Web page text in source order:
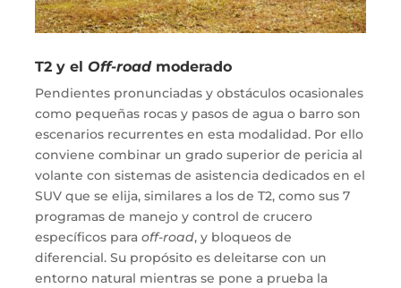
T2 y elOff-roadmoderado
Pendientes pronunciadas y obstáculos ocasionales
como pequeñas rocas y pasos de agua o barro son
escenarios recurrentes en esta modalidad. Por ello
conviene combinar un grado superior de pericia al
volante con sistemas de asistencia dedicados en el
SUV que se elija, similares a los de T2, como sus 7
programas de manejo y control de crucero
específicos paraoff-road, y bloqueos de
diferencial. Su propósito es deleitarse con un
entorno natural mientras se pone a prueba la